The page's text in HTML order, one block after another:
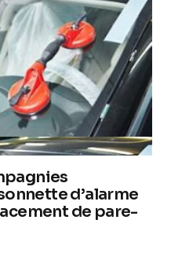
d’alarme
de pare-